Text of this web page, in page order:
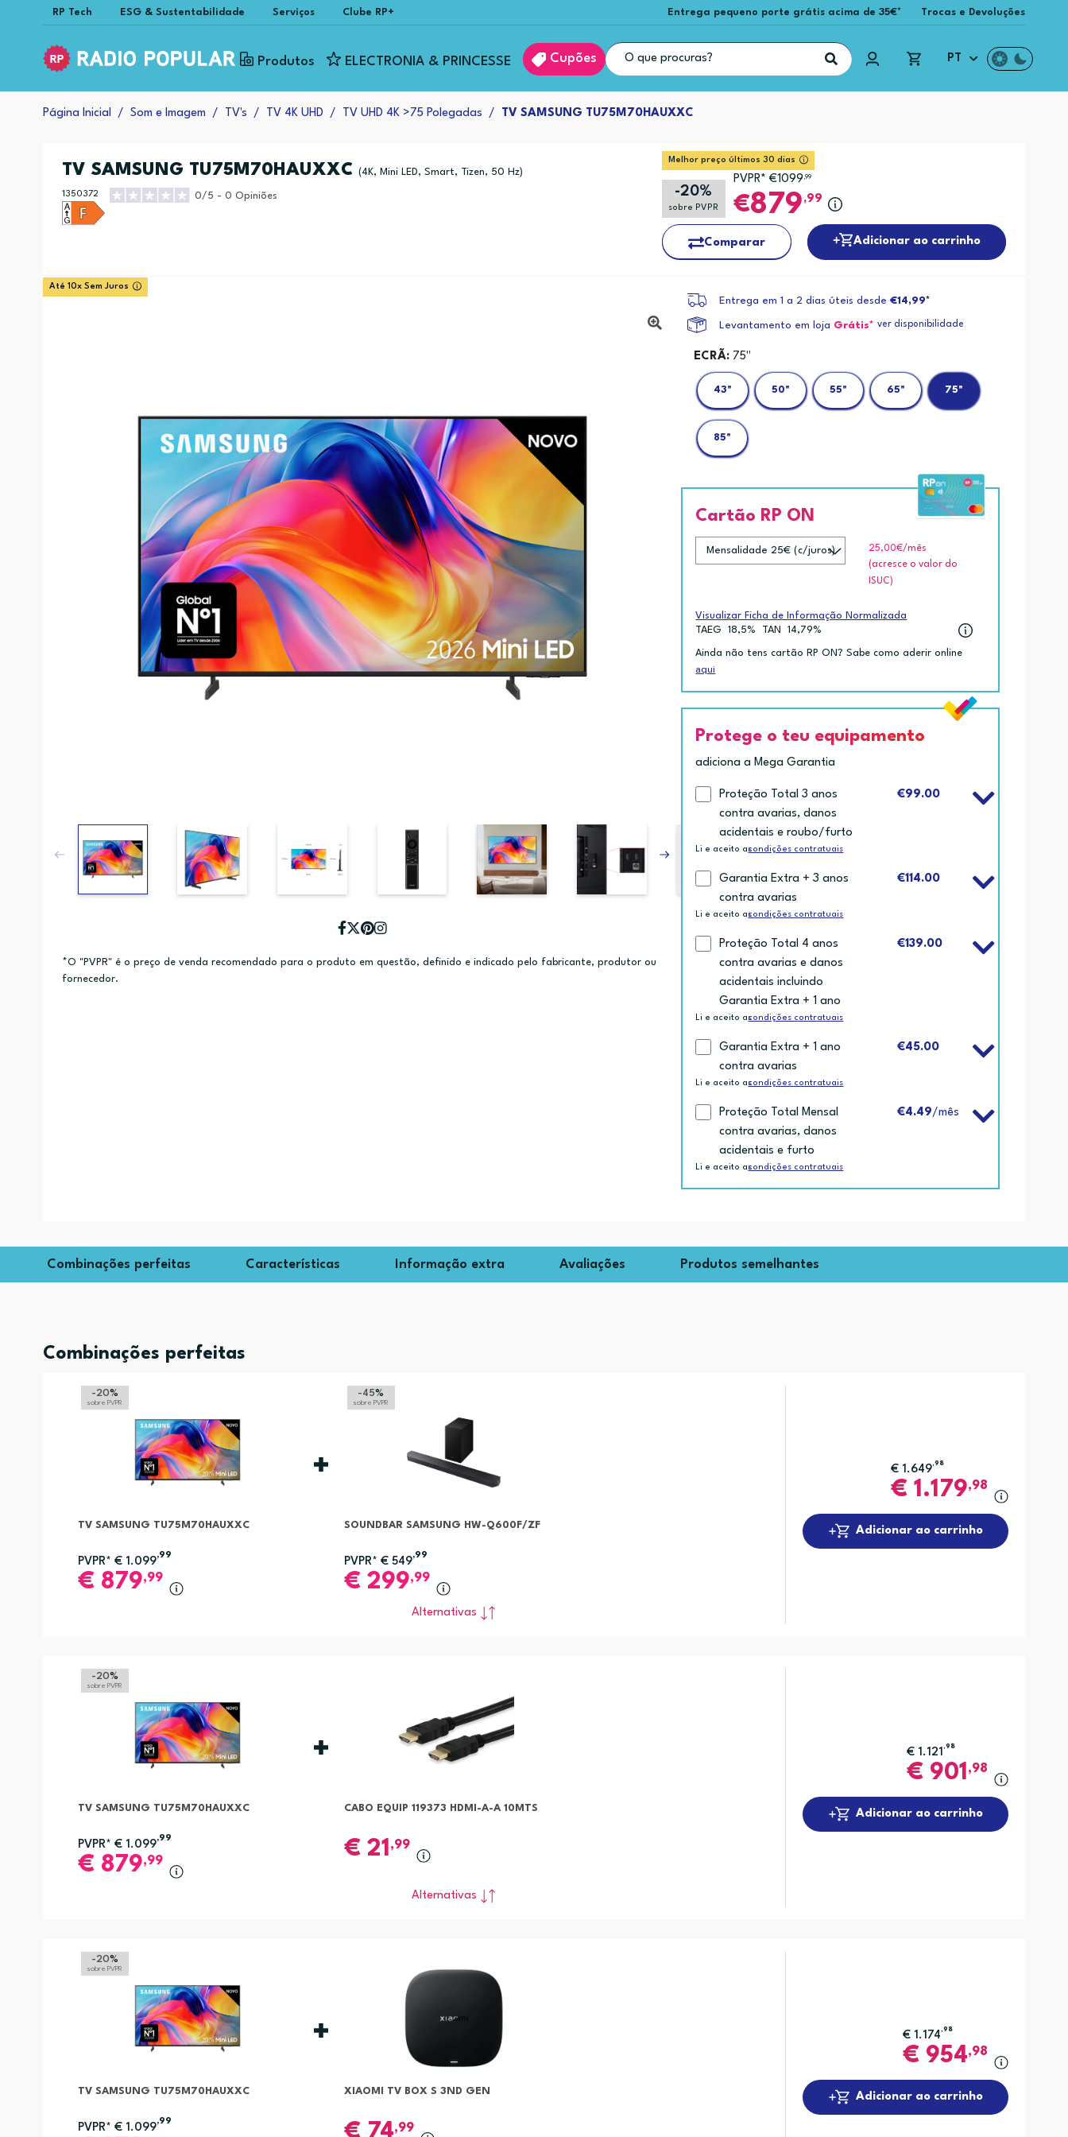
RP Tech ESG & Sustentabilidade Serviços Clube RP+ Entrega pequeno porte grátis acima de 35€* Trocas e Devoluções
Produtos ELECTRONIA & PRINCESSE Cupões PT
Página Inicial Som e Imagem TV's TV 4K UHD TV UHD 4K >75 Polegadas TV SAMSUNG TU75M70HAUXXC
TV SAMSUNG TU75M70HAUXXC (4K, Mini LED, Smart, Tizen, 50 Hz)
1350372 0/5 - 0 Opiniões
Melhor preço últimos 30 dias
-20%
sobre PVPR
PVPR* €1099 ,99
879 ,99
Comparar Adicionar ao carrinho
Até 10x Sem Juros
*O "PVPR" é o preço de venda recomendado para o produto em questão, definido e indicado pelo fabricante, produtor ou
fornecedor.
Entrega em 1 a 2 dias úteis desde€14,99*
Levantamento em loja Grátis* ver disponibilidade
ECRÃ: 75"
43" 50" 55" 65" 75"
85"
Cartão RP ON
25,00€/mês
(acresce o valor do
ISUC)
Visualizar Ficha de Informação Normalizada
TAEG
18,5% TAN 14,79%
Ainda não tens cartão RP ON? Sabe como aderir online
aqui
Protege o teu equipamento
adiciona a Mega Garantia
Proteção Total 3 anos
contra avarias, danos
acidentais e roubo/furto
€99.00
Li e aceito ascondições contratuais
Garantia Extra + 3 anos
contra avarias
€114.00
Li e aceito ascondições contratuais
Proteção Total 4 anos
contra avarias e danos
acidentais incluindo
Garantia Extra + 1 ano
€139.00
Li e aceito ascondições contratuais
Garantia Extra + 1 ano
contra avarias
€45.00
Li e aceito ascondições contratuais
Proteção Total Mensal
contra avarias, danos
acidentais e furto
€4.49/mês
Li e aceito ascondições contratuais
Combinações perfeitas Características Informação extra Avaliações Produtos semelhantes
Combinações perfeitas
-20%
sobre PVPR
TV SAMSUNG TU75M70HAUXXC
PVPR* € 1.099
,99
€ 879,99
-45%
sobre PVPR
SOUNDBAR SAMSUNG HW-Q600F/ZF
PVPR* € 549
,99
€ 299,99
Alternativas
€ 1.649,98
€1.179,98
Adicionar ao carrinho
-20%
sobre PVPR
TV SAMSUNG TU75M70HAUXXC
PVPR* € 1.099
,99
€ 879,99
CABO EQUIP 119373 HDMI-A-A 10MTS
€ 21,99
Alternativas
€ 1.121 ,98
€ 901,98
Adicionar ao carrinho
-20%
sobre PVPR
TV SAMSUNG TU75M70HAUXXC
PVPR* € 1.099
,99
XIAOMI TV BOX S 3ND GEN
,99
€ 1.174,98
€ 954,98
Adicionar ao carrinho